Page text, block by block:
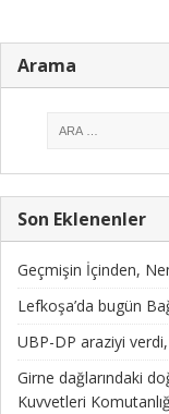
Arama
Son Eklenenler
Geçmişin İçinden,
Lefkoşa’da bugün
UBP-DP araziyi
Girne dağlarındaki
Kuvvetleri